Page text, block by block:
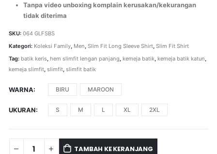
Tanpa video unboxing komplain kerusakan/kekurangan
tidak diterima
SKU: 064 GLFSBS
Kategori: Koleksi Family, Men, Slim Fit Long Sleeve Shirt, Slim Fit Shirt
Tag: batik keris, hem slimfit lengan panjang kemeja batik, kemeja batik katun
kemeja slimfit, slimfit, slimfit batik
WARNA BIRU MAROON
UKURAN S M L XL 2XL
TAMBAH KE KERANJANG